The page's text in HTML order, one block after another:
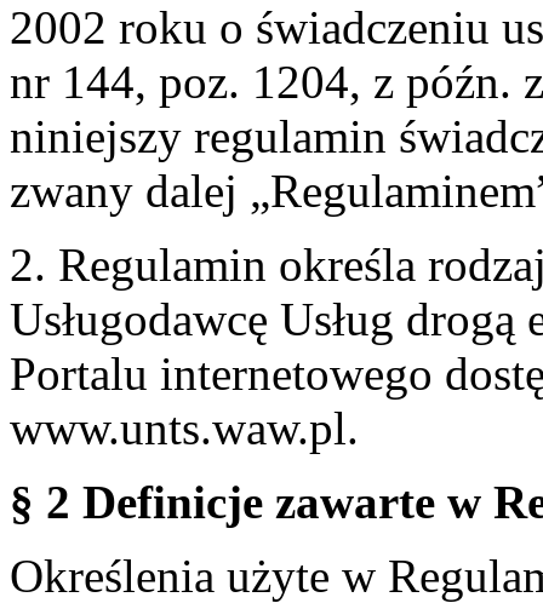
2002 roku o świadczeniu
nr 144, poz. 1204, z późn.
niniejszy regulamin
zwany dalej
2. Regulamin określa
Usługodawcę Usług
Portalu internetowego
www.unts.waw.pl.
§ 2 Definicje zawarte w
Określenia użyte w